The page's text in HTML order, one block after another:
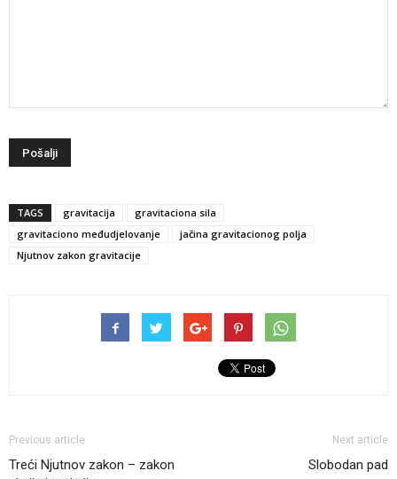
TAGS gravitacija
gravitaciona sila
gravitaciono međudjelovanje
jačina gravitacionog polja
Njutnov zakon gravitacije
Previous article
Treći Njutnov zakon – zakon
Next article
Slobodan pad